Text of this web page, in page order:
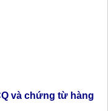
và chứng từ hàng